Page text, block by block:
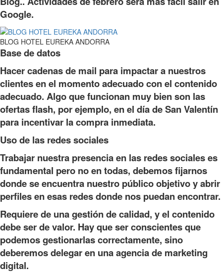
Google.
BLOG HOTEL EUREKA ANDORRA
Base de datos
Hacer cadenas de mail para impactar a nuestros
clientes en el momento adecuado con el contenido
adecuado. Algo que funcionan muy bien son las
ofertas flash, por ejemplo, en el día de San Valentín
para incentivar la compra inmediata.
Uso de las redes sociales
Trabajar nuestra presencia en las redes sociales es
fundamental pero no en todas, debemos fijarnos
donde se encuentra nuestro público objetivo y abrir
perfiles en esas redes donde nos puedan encontrar.
Requiere de una gestión de calidad, y el contenido
debe ser de valor. Hay que ser conscientes que
podemos gestionarlas correctamente, sino
deberemos delegar en una agencia de marketing
digital.